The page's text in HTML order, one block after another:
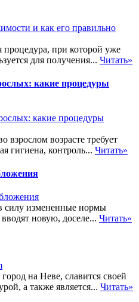
при которой уже
для получения... Читать»
какие процедуры
взрослом возрасте требует
гигиена, контроль... Читать»
силу измененные нормы
новую, доселе... Читать»
на Неве, славится своей
а также является... Читать»